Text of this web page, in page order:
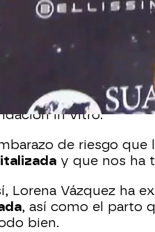
ha tenido que ser
de dar a luz a su
de haber cumplido
sábado la
a José Ángel Ortega,
in vitro.
de riesgo que
y que nos ha
Lorena Vázquez ha
, así como el parto
bien.